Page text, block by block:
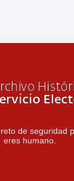
de seguridad
eres humano.